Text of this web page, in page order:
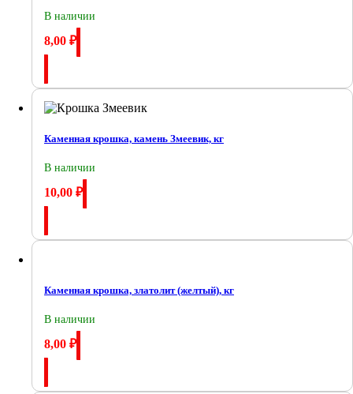
В наличии
8,00 ₽
Каменная крошка, камень Змеевик, кг
В наличии
10,00 ₽
Каменная крошка, златолит (желтый), кг
В наличии
8,00 ₽